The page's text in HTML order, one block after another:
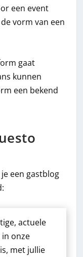
een event
vorm van een
gaat
kunnen
een bekend
een gastblog
actuele
onze
met jullie